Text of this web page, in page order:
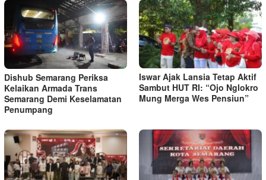
Dishub Semarang Periksa
Kelaikan Armada Trans
Semarang Demi Keselamatan
Penumpang
Iswar Ajak Lansia Tetap Aktif
Sambut HUT RI: “Ojo Nglokro
Mung Merga Wes Pensiun”